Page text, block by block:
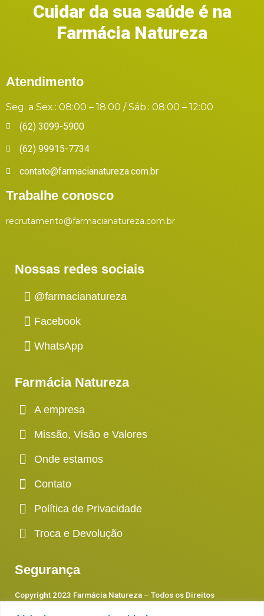
Cuidar da sua saúde é na
Farmácia Natureza
Atendimento
Seg. a Sex.: 08:00 – 18:00 / Sáb.: 08:00 – 12:00
(62) 3099-5900
(62) 99915-7734
contato@farmacianatureza.com.br
Trabalhe conosco
recrutamento@farmacianatureza.com.br
Nossas redes sociais
@farmacianatureza
Facebook
WhatsApp
Farmácia Natureza
A empresa
Missão, Visão e Valores
Onde estamos
Contato
Política de Privacidade
Troca e Devolução
Segurança
Copyright 2023 Farmácia Natureza – Todos os Direitos